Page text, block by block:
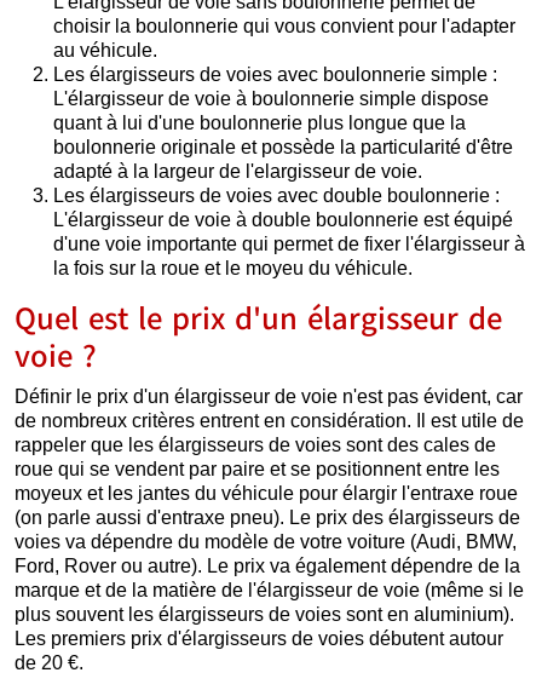
choisir la boulonnerie qui vous convient pour l'adapter
au véhicule.
Les élargisseurs de voies avec boulonnerie simple :
L'élargisseur de voie à boulonnerie simple dispose
quant à lui d'une boulonnerie plus longue que la
boulonnerie originale et possède la particularité d'être
adapté à la largeur de l'elargisseur de voie.
Les élargisseurs de voies avec double boulonnerie :
L'élargisseur de voie à double boulonnerie est équipé
d'une voie importante qui permet de fixer l'élargisseur à
la fois sur la roue et le moyeu du véhicule.
Quel est le prix d'un élargisseur de
voie ?
Définir le prix d'un élargisseur de voie n'est pas évident, car
de nombreux critères entrent en considération. Il est utile de
rappeler que les élargisseurs de voies sont des cales de
roue qui se vendent par paire et se positionnent entre les
moyeux et les jantes du véhicule pour élargir l'entraxe roue
(on parle aussi d'entraxe pneu). Le prix des élargisseurs de
voies va dépendre du modèle de votre voiture (Audi, BMW,
Ford, Rover ou autre). Le prix va également dépendre de la
marque et de la matière de l'élargisseur de voie (même si le
plus souvent les élargisseurs de voies sont en aluminium).
Les premiers prix d'élargisseurs de voies débutent autour
de 20 €.